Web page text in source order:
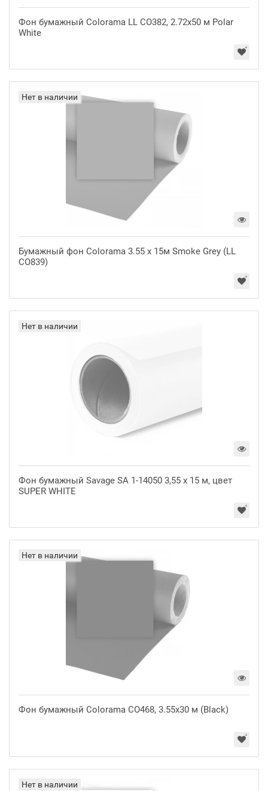
Фон бумажный Colorama LL CO382, 2.72x50 м Polar
White
Нет в наличии
Бумажный фон Colorama 3.55 x 15м Smoke Grey (LL
CO839)
Нет в наличии
Фон бумажный Savage SA 1-14050 3,55 х 15 м, цвет
SUPER WHITE
Нет в наличии
Фон бумажный Colorama CO468, 3.55x30 м (Black)
Нет в наличии